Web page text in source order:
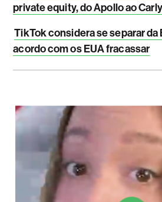
private equity, do Apollo ao
TikTok considera se separar
acordo com os EUA fracassar